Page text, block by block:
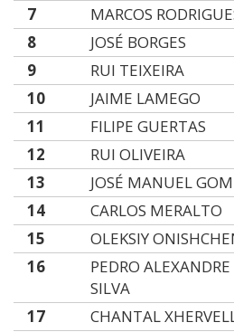
7
MARCOS
8
JOSÉ BORGES
9
RUI TEIXEIRA
10
JAIME LAMEGO
11
FILIPE GUERTAS
12
RUI OLIVEIRA
13
JOSÉ MANUEL
14
CARLOS MERALTO
15
OLEKSIY
16
PEDRO
SILVA
17
CHANTAL